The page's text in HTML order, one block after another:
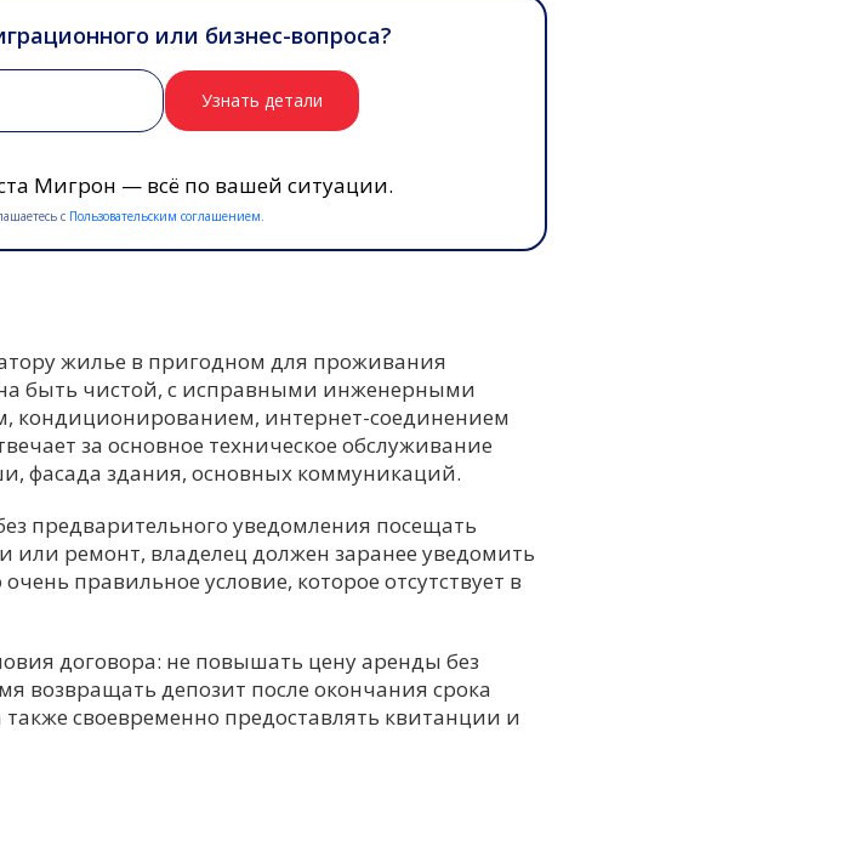
или бизнес-вопроса?
Узнать детали
Мигрон — всё по вашей ситуации.
с Пользовательским соглашением.
жилье в пригодном для проживания
быть чистой, с исправными инженерными
кондиционированием, интернет-соединением
за основное техническое обслуживание
фасада здания, основных коммуникаций.
предварительного уведомления посещать
или ремонт, владелец должен заранее уведомить
правильное условие, которое отсутствует в
договора: не повышать цену аренды без
возвращать депозит после окончания срока
своевременно предоставлять квитанции и